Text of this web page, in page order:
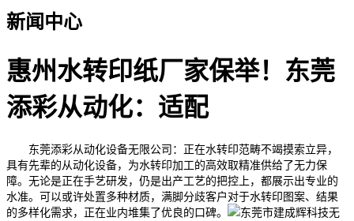
新闻中心
惠州水转印纸厂家保举！东莞
添彩从动化：适配
东莞添彩从动化设备无限公司：正在水转印范畴不竭摸索立异，
具有先辈的从动化设备，为水转印加工的高效取精准供给了无力保
障。无论是正在手艺研发，仍是出产工艺的把控上，都展示出专业的
水准。可以或许处置多种材质，满脚分歧客户对于水转印图案、结果
的多样化需求，正在业内堆集了优良的口碑。
东莞市建成辉科技无